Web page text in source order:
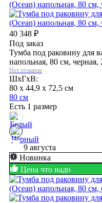
40 348 ₽
Под заказ
Тумба под раковину для
напольная, 80 см,
Нет отзывов
ШхГхВ:
80 x 44,9 x 72,5 см
80 см
Есть 1 размер
9 августа
Новинка
Цена что надо